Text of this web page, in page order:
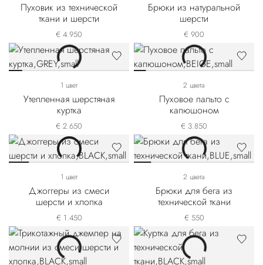
Пуховик из технической
ткани и шерсти
€ 4.950
Брюки из натуральной
шерсти
€ 900
1 цвет
Утепленная шерстяная
куртка
€ 2.650
2 цвета
Пуховое пальто с
капюшоном
€ 3.850
1 цвет
Джоггеры из смеси
шерсти и хлопка
€ 1.450
2 цвета
Брюки для бега из
технической ткани
€ 550